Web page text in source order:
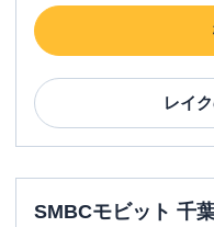
レイク
SMBCモビット 千